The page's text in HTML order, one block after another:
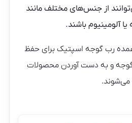
از جنس‌های مختلف مانند
آلومینیوم باشند.
عمده رب گوجه اسپتیک برای حفظ
و به دست آوردن محصولات
می‌شوند.